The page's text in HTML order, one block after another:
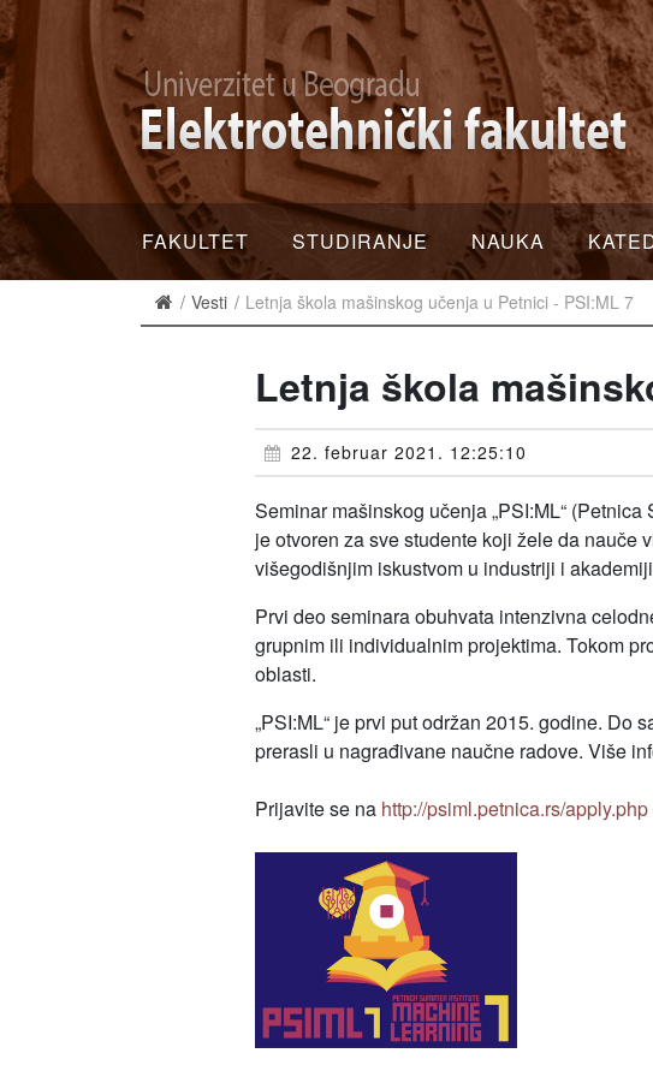
FAKULTET STUDIRANJE NAUKA
Vesti Letnja škola mašinskog učenja u Petnici - PSI:ML 7
Letnja škola
22. februar 2021. 12:25:10
Seminar mašinskog učenja „PSI:ML“
je otvoren za sve studente koji žele da nauče
višegodišnjim iskustvom u industriji i
Prvi deo seminara obuhvata intenzivna
grupnim ili individualnim projektima. Tokom
oblasti.
„PSI:ML“ je prvi put održan 2015. godine. Do
prerasli u nagrađivane naučne radove. Više
Prijavite se na http://psiml.petnica.rs/apply.php